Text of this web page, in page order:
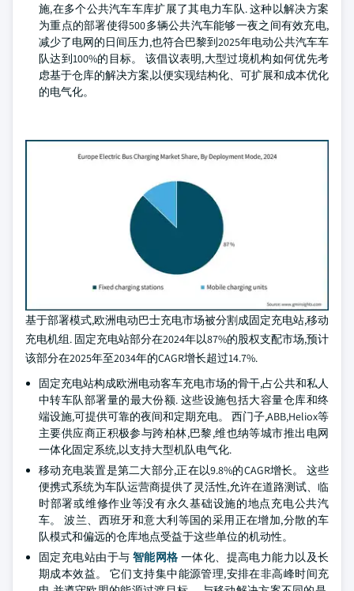
施,在多个公共汽车车库扩展了其电力车队. 这种以解决方案
为重点的部署使得500多辆公共汽车能够一夜之间有效充电,
减少了电网的日间压力,也符合巴黎到2025年电动公共汽车车
队达到100%的目标。 该倡议表明,大型过境机构如何优先考
虑基于仓库的解决方案,以便实现结构化、可扩展和成本优化
的电气化。
基于部署模式,欧洲电动巴士充电市场被分割成固定充电站,移动
充电机组. 固定充电站部分在2024年以87%的股权支配市场,预计
该部分在2025年至2034年的CAGR增长超过14.7%.
固定充电站构成欧洲电动客车充电市场的骨干,占公共和私人
中转车队部署量的最大份额. 这些设施包括大容量仓库和终
端设施,可提供可靠的夜间和定期充电。 西门子,ABB,Heliox等
主要供应商正积极参与跨柏林,巴黎,维也纳等城市推出电网
一体化固定系统,以支持大型机队电气化.
移动充电装置是第二大部分,正在以9.8%的CAGR增长。 这些
便携式系统为车队运营商提供了灵活性,允许在道路测试、临
时部署或维修作业等没有永久基础设施的地点充电公共汽
车。 波兰、西班牙和意大利等国的采用正在增加,分散的车
队模式和偏远的仓库地点受益于这些单位的机动性。
固定充电站由于与 智能网格 一体化、提高电力能力以及长
期成本效益。 它们支持集中能源管理,安排在非高峰时间充